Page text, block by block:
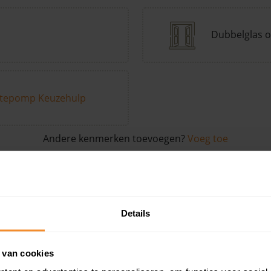
Details
cookies
Dubbelglas
Keuzehulp
Andere kenmerken toevoegen? Voeg toe
de buurt